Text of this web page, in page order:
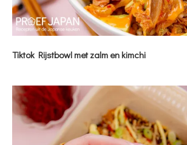
Tiktok Rijstbowl met zalm en kimchi